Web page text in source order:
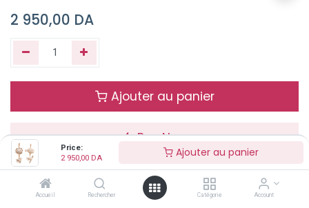
Price:
2 950,00 DA Ajouter au panier
Accueil Rechercher Catégorie Account
2 950,00 DA
Ajouter au panier
Buy Now
Terms and Conditions